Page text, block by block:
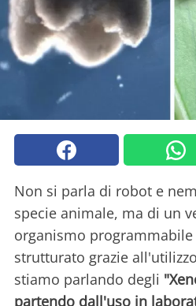
Non si parla di robot e
specie animale, ma di un
organismo
strutturato grazie
stiamo parlando degli
partendo dall'uso in